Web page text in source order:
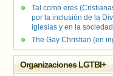
Tal como eres
por la inclusión de la
iglesias y en la
The Gay Christian (en
Organizaciones LGTBI+